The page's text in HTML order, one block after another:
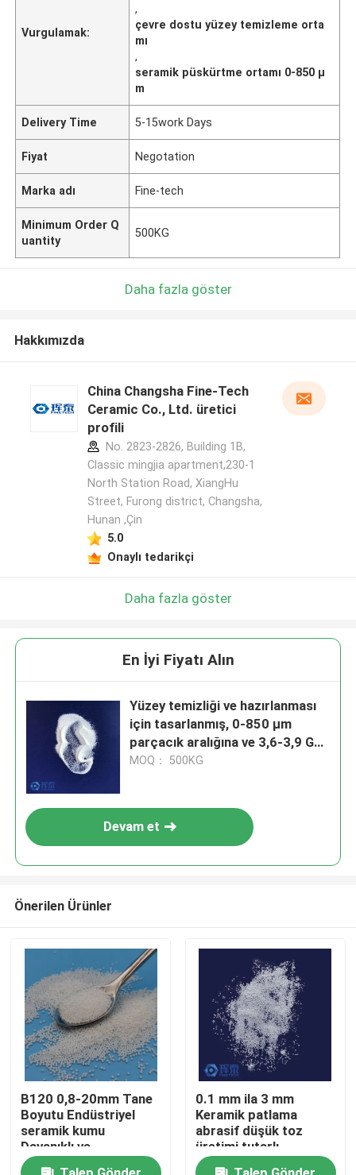
Ana sayfa
Ürünler
Hakkımızda
Vurgulamak:
,
çevre dostu yüzey temizleme orta
mı
,
seramik püskürtme ortamı 0-850 μ
m
Delivery Time 5-15work Days
Fiyat Negotation
Marka adı Fine-tech
Minimum Order Q
uantity
500KG
Daha fazla göster
Hakkımızda
China Changsha Fine-Tech
Ceramic Co., Ltd. üretici
profili
No. 2823-2826, Building 1B,
Classic mingjia apartment,230-1
North Station Road, XiangHu
Street, Furong district, Changsha,
Hunan ,Çin
5.0
Onaylı tedarikçi
Daha fazla göster
En İyi Fiyatı Alın
Yüzey temizliği ve hazırlanması
için tasarlanmış, 0-850 μm
parçacık aralığına ve 3,6-3,9 G
cm3 yoğunluğa sahip, toksik
MOQ： 500KG
Devam et
Önerilen Ürünler
B120 0,8-20mm Tane
Boyutu Endüstriyel
seramik kumu
Dayanıklı ve
Performans
0.1 mm ila 3 mm
Keramik patlama
abrasif düşük toz
üretimi tutarlı
parçacık boyutu ve